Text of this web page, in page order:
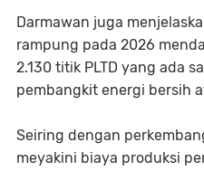
Darmawan juga
rampung pada 2026
2.130 titik PLTD yang ada
pembangkit energi bersih
Seiring dengan
meyakini biaya produksi